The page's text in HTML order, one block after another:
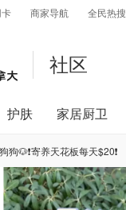
商家导航 全民热搜
社区
护肤 家居厨卫
狗🐶❗️寄养天花板每天$20❗️